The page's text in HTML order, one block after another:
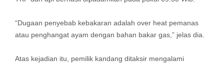
“Dugaan penyebab kebakaran adalah over heat pemanas
atau penghangat ayam dengan bahan bakar gas,” jelas dia.
Atas kejadian itu, pemilik kandang ditaksir mengalami